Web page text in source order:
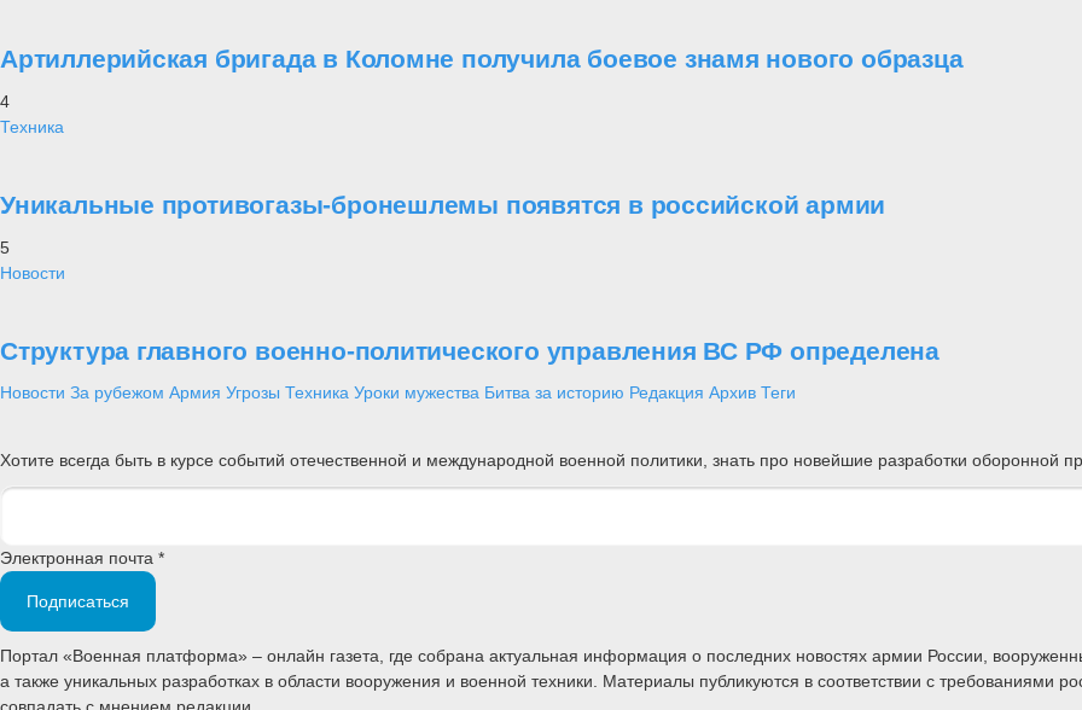
Артиллерийская бригада в Коломне получила боевое знамя нового образца
4
Техника
Уникальные противогазы-бронешлемы появятся в российской армии
5
Новости
Структура главного военно-политического управления ВС РФ определена
Новости За рубежом Армия Угрозы Техника Уроки мужества Битва за историю Редакция Архив Теги
Хотите всегда быть в курсе событий отечественной и международной военной политики, знать про новейшие разработки
Электронная почта *
Подписаться
Портал «Военная платформа» – онлайн газета, где собрана актуальная информация о последних новостях армии России,
а также уникальных разработках в области вооружения и военной техники. Материалы публикуются в соответствии с требованиями
совпадать с мнением редакции.